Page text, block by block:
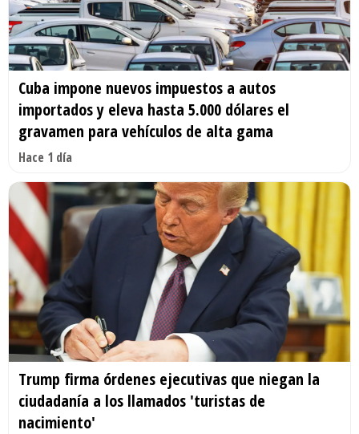
Cuba impone nuevos impuestos a autos
importados y eleva hasta 5.000 dólares el
gravamen para vehículos de alta gama
Hace 1 día
Trump firma órdenes ejecutivas que niegan la
ciudadanía a los llamados 'turistas de
nacimiento'